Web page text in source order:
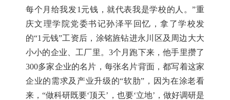
每个月给我发1元钱，就代表我是学校的人。”重
庆文理学院党委书记孙泽平回忆，拿了学校发
的“1元钱”工资后，涂铭旌钻进永川区及周边大大
小小的企业、工厂里。3个月跑下来，他手里攒了
300多家企业的名片，每张名片背面，都写着这家
企业的需求及产业升级的“软肋”，因为在涂老看
来，“做科研既要‘顶天’，也要‘立地’，做好调研是